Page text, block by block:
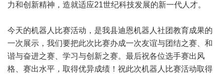
力和创新精神，造就适应21世纪科技发展的新一代人才。
今天的机器人比赛活动，是我县迪恩机器人社团教育成果的
一次展示，我们要把此次比赛办成一次友谊与团结之赛、和
谐与奋进之赛、学习与创新之赛。最后祝各位选手赛出风
格、赛出水平，取得优异成绩！祝此次机器人比赛活动取得